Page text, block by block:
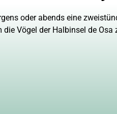
oder abends eine
die Vögel der Halbinsel de Osa